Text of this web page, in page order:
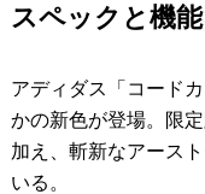
スペックと機能
アディダス「コード
かの新色が登場。限
加え、斬新なアース
いる。